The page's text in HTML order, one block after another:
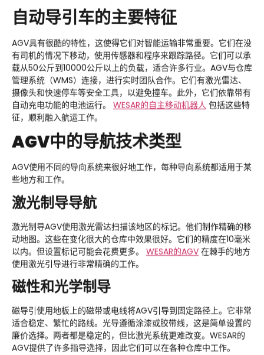
自动导引车的主要特征
AGV具有很酷的特性，这使得它们对智能运输非常重要。它们在没
有司机的情况下移动，使用传感器和程序来跟踪路径。它们可以承
载从50公斤到10000公斤以上的负载，适合许多行业。AGV与仓库
管理系统（WMS）连接，进行实时团队合作。它们有激光雷达、
摄像头和快速停车等安全工具，以避免撞车。此外，它们依靠带有
自动充电功能的电池运行。 WESAR的自主移动机器人 包括这些特
征，顺利融入航运工作。
AGV中的导航技术类型
AGV使用不同的导向系统来很好地工作，每种导向系统都适用于某
些地方和工作。
激光制导导航
激光制导AGV使用激光雷达扫描该地区的标记。他们制作精确的移
动地图。这些在变化很大的仓库中效果很好。它们的精度在10毫米
以内。但设置标记可能会花费更多。 WESAR的AGV 在棘手的地方
使用激光引导进行非常精确的工作。
磁性和光学制导
磁导引使用地板上的磁带或电线将AGV引导到固定路径上。它非常
适合稳定、繁忙的路线。光导遵循涂漆或胶带线，这是简单设置的
廉价选择。两者都是稳定的，但比激光系统更难改变。WESAR的
AGV提供了许多指导选择，因此它们可以在各种仓库中工作。